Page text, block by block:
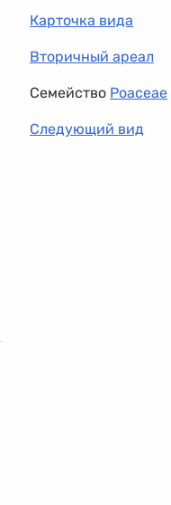
Карточка вида
Вторичный ареал
Семейство Poaceae
Следующий вид